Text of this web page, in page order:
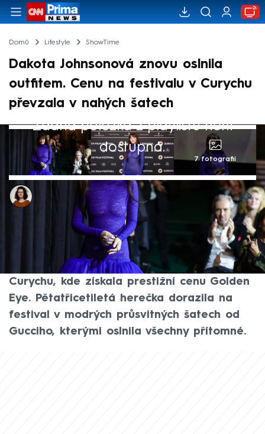
Domů Lifestyle ShowTime
Dakota Johnsonová znovu oslnila
outfitem. Cenu na festivalu v Curychu
převzala v nahých šatech
Žádná položka z playlistu není
dostupná.
7 fotografií
Dominika Fuchsová
27. zář 2025, 07:57
Americká herečka Dakota Johnsonová na
sebe znovu upoutala pozornost. Odvážným
outfitem zářila na 21. filmovém festivalu v
Curychu, kde získala prestižní cenu Golden
Eye. Pětatřicetiletá herečka dorazila na
festival v modrých průsvitných šatech od
Gucciho, kterými oslnila všechny přítomné.